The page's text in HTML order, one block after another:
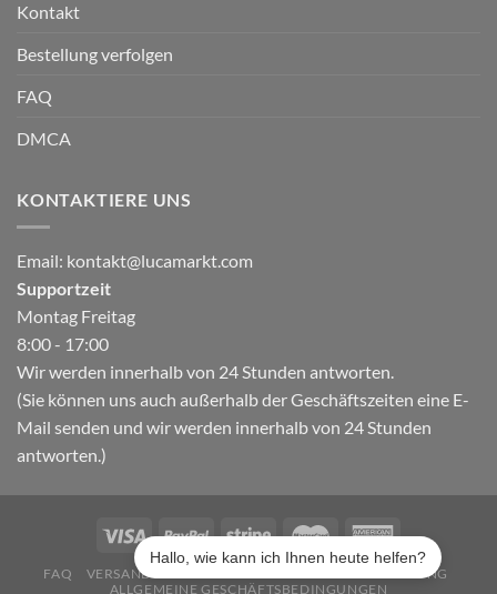
Kontakt
Bestellung verfolgen
FAQ
DMCA
KONTAKTIERE UNS
Email: kontakt@lucamarkt.com
Supportzeit
Montag Freitag
8:00 - 17:00
Wir werden innerhalb von 24 Stunden antworten.
(Sie können uns auch außerhalb der Geschäftszeiten eine E-
Mail senden und wir werden innerhalb von 24 Stunden
antworten.)
FAQ VERSAND & LIEFERUNG
DATENSCHUTZERKLÄRUNG
ALLGEMEINE GESCHÄFTSBEDINGUNGEN
Hallo, wie kann ich Ihnen heute helfen?